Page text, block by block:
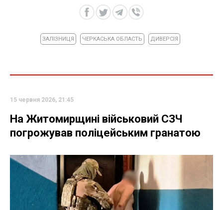
ЗАЛІЗНИЦЯ ЧЕРКАСЬКА ОБЛАСТЬ ДИВЕРСІЯ
15 червня 2026, 21:45
На Житомирщині військовий СЗЧ
погрожував поліцейським гранатою